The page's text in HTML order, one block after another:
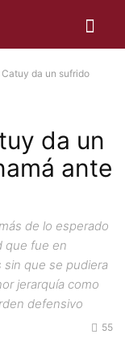
da un sufrido
da un
ante
de lo esperado
que fue en
que se pudiera
jerarquía como
defensivo
55